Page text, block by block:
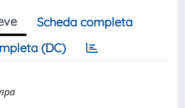
Scheda completa
(DC)